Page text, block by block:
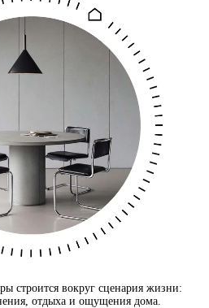
строится вокруг сценария жизни:
отдыха и ощущения дома.